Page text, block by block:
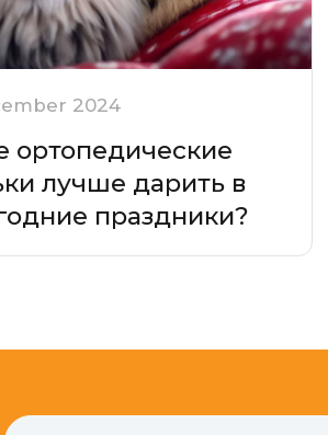
2024
ортопедические
лучше дарить в
праздники?